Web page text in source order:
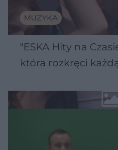
MUZYKA
"ESKA Hity na
która rozkręci